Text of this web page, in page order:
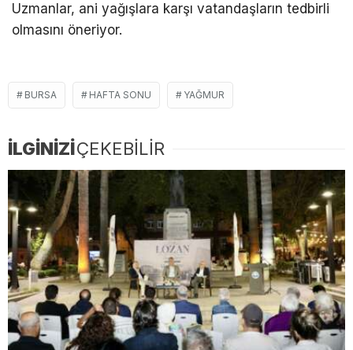
Uzmanlar, ani yağışlara karşı vatandaşların tedbirli
olmasını öneriyor.
BURSA HAFTA SONU YAĞMUR
İLGİNİZİÇEKEBİLİR